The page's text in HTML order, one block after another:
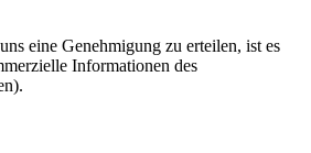
eine Genehmigung zu erteilen, ist es
Informationen des